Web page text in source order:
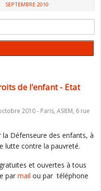
SEPTEMBRE 2010
de l’enfant - Etat
2010 - Paris, ASIEM, 6 rue
Défenseure des enfants, à
lutte contre la pauvreté.
et ouvertes à tous
par mail ou par téléphone